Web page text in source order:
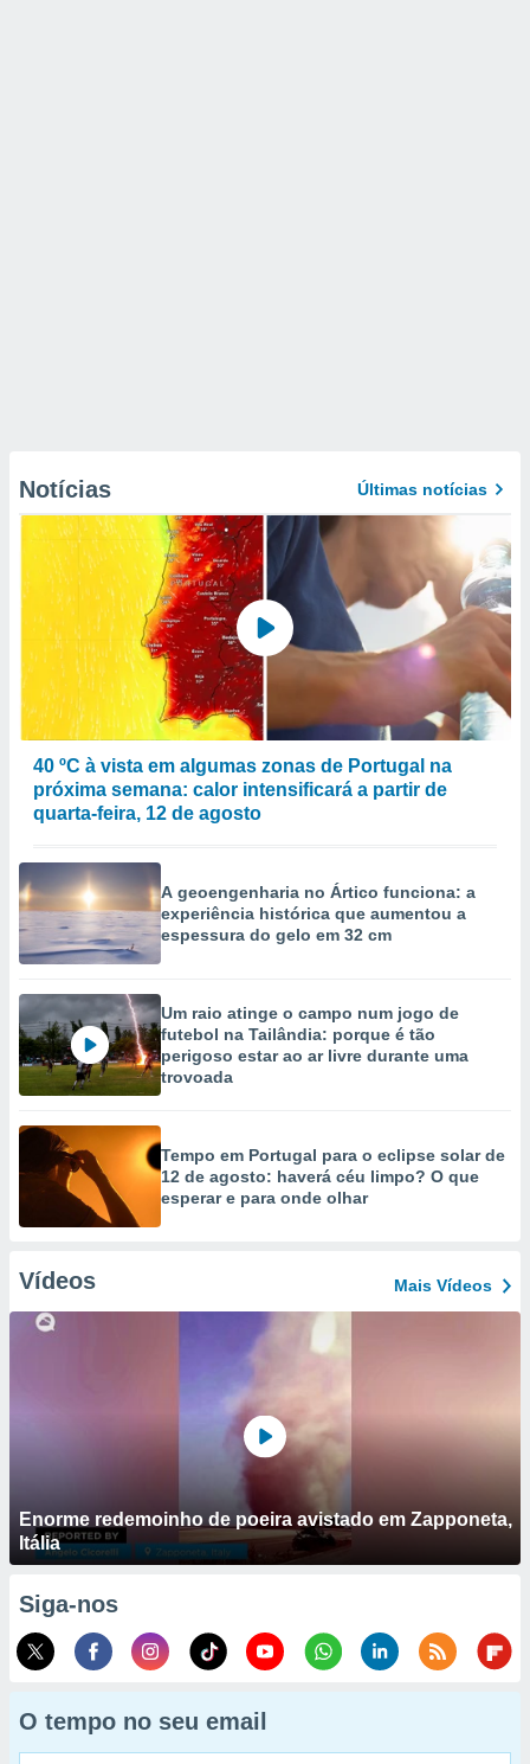
Notícias Últimas notícias
40 ºC à vista em algumas zonas de Portugal na
próxima semana: calor intensificará a partir de
quarta-feira, 12 de agosto
A geoengenharia no Ártico funciona: a
experiência histórica que aumentou a
espessura do gelo em 32 cm
Um raio atinge o campo num jogo de
futebol na Tailândia: porque é tão
perigoso estar ao ar livre durante uma
trovoada
Tempo em Portugal para o eclipse solar de
12 de agosto: haverá céu limpo? O que
esperar e para onde olhar
Vídeos Mais Vídeos
Enorme redemoinho de poeira avistado em Zapponeta,
Itália
Siga-nos
O tempo no seu email